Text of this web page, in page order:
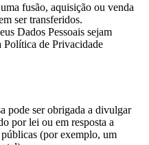
fusão, aquisição ou venda
ser transferidos.
Dados Pessoais sejam
Política de Privacidade
pode ser obrigada a divulgar
por lei ou em resposta a
(por exemplo, um